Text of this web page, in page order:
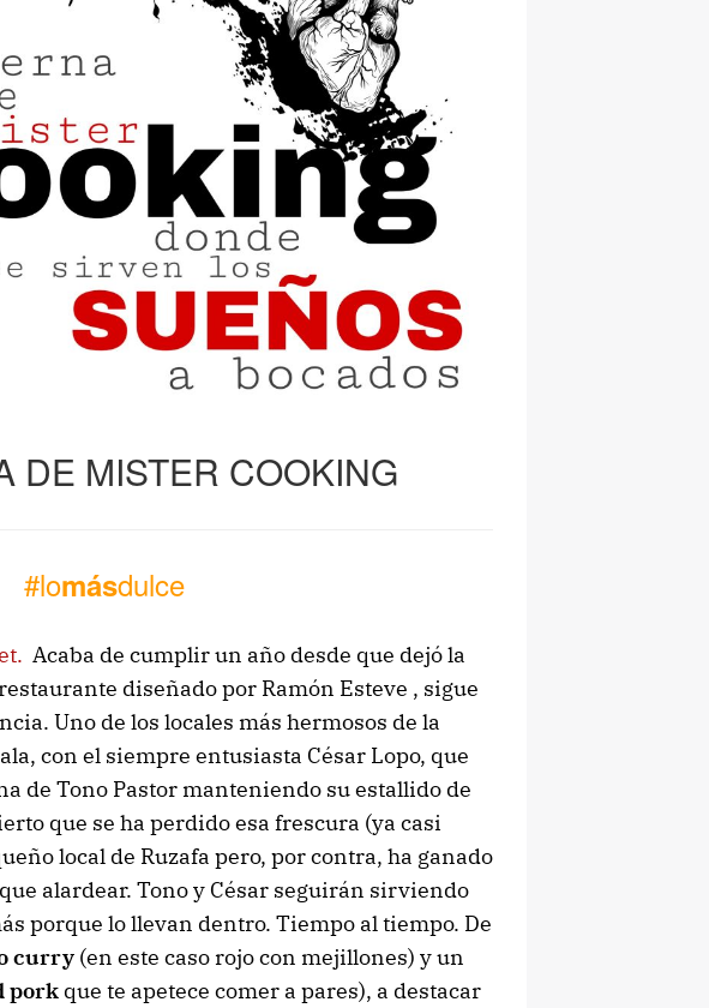
DE MISTER COOKING
#lomásdulce
Acaba de cumplir un año desde que dejó la
diseñado por Ramón Esteve , sigue
Uno de los locales más hermosos de la
con el siempre entusiasta César Lopo, que
de Tono Pastor manteniendo su estallido de
que se ha perdido esa frescura (ya casi
local de Ruzafa pero, por contra, ha ganado
alardear. Tono y César seguirán sirviendo
porque lo llevan dentro. Tiempo al tiempo. De
curry(en este caso rojo con mejillones) y un
porkque te apetece comer a pares), a destacar